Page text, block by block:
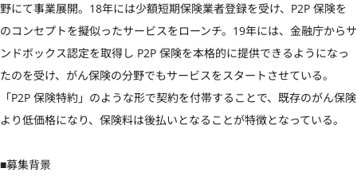
野にて事業展開。18年には少額短期保険業者登録を受け、P2P 保険を
のコンセプトを擬似ったサービスをローンチ。19年には、金融庁からサ
ンドボックス認定を取得し P2P 保険を本格的に提供できるようになっ
たのを受け、がん保険の分野でもサービスをスタートさせている。
「P2P 保険特約」のような形で契約を付帯することで、既存のがん保険
より低価格になり、保険料は後払いとなることが特徴となっている。
■募集背景